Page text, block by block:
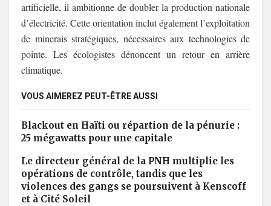
artificielle, il ambitionne de doubler la production nationale
d’électricité. Cette orientation inclut également l’exploitation
de minerais stratégiques, nécessaires aux technologies de
pointe. Les écologistes dénoncent un retour en arrière
climatique.
VOUS AIMEREZ PEUT-ÊTRE AUSSI
Blackout en Haïti ou répartion de la pénurie :
25 mégawatts pour une capitale
Le directeur général de la PNH multiplie les
opérations de contrôle, tandis que les
violences des gangs se poursuivent à Kenscoff
et à Cité Soleil